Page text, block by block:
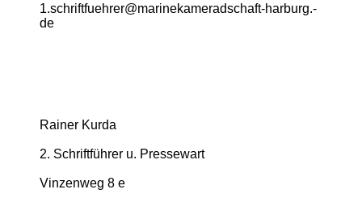
1.­schriftfuehrer@­marinekameradschaft-­harburg.­
de
Rainer Kurda
2. Schriftführer u. Pressewart
Vinzenweg 8 e